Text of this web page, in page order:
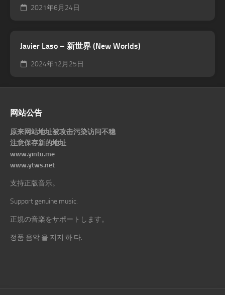
2021年6月24日
Javier Laso – 新世界 (New Worlds)
2024年12月25日
网站公告
原来网站地址被攻击污染访问不稳
注意保存新的地址
www.yintu.me
www.ytws.net
支持正版音乐。
Support genuine music.
正規の音楽をサポートします。
정품 음악 을 지지 하 다.